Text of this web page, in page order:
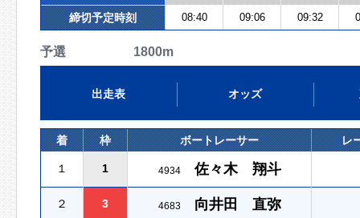
締切予定時刻 08:40 09:06 09:32
予選 1800m
出走表 オッズ
着 枠 ボートレーサー レ
１ 1 4934 佐々木 翔斗
２ 3 4683 向井田 直弥